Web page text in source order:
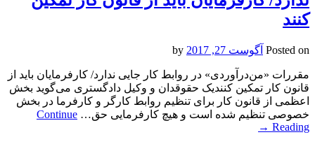
کنند
Posted on آگوست 27, 2017
مقررات «من‌درآوردی» در روابط کار جایی ندارد/ کارفرمایان باید از
قانون کار تمکین کنندیک حقوقدان و وکیل دادگستری می‌گوید بخش
اعظمی از قانون کار برای تنظیم روابط کارگر و کارفرما در بخش
خصوصی تنظیم شده است و هیچ کارفرمایی حق… Continue
Reading
→